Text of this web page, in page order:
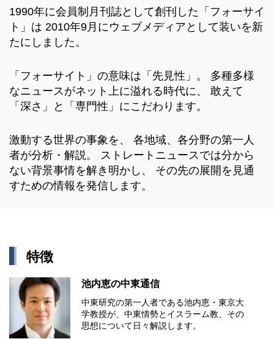
1990年に会員制月刊誌として創刊した「フォーサイ
ト」は 2010年9月にウェブメディアとして装いを新
たにしました。
「フォーサイト」の意味は「先見性」。 多種多様
なニュースがネット上に溢れる時代に、 敢えて
「深さ」と「専門性」にこだわります。
激動する世界の事象を、 各地域、各分野の第一人
者が分析・解説。 ストレートニュースでは分から
ない背景事情を解き明かし、 その先の展開を見通
すための情報を発信します。
特徴
池内恵の中東通信
中東研究の第⼀⼈者である池内恵・東京⼤
学教授が、中東情勢とイスラーム教、その
思想について⽇々解説します。